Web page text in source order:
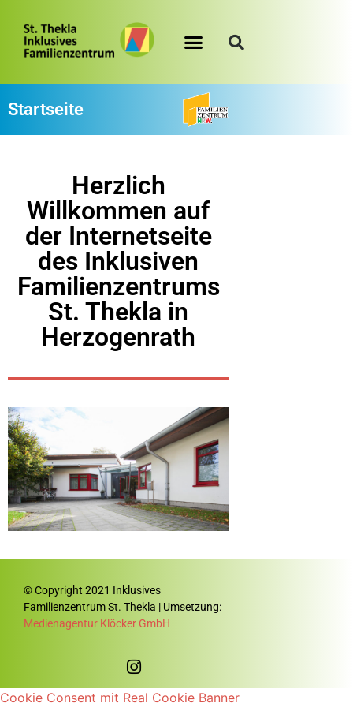
Startseite
Herzlich
Willkommen auf
der Internetseite
des Inklusiven
Familienzentrums
St. Thekla in
Herzogenrath
© Copyright 2021 Inklusives
Familienzentrum St. Thekla | Umsetzung:
Medienagentur Klöcker GmbH
Cookie Consent mit Real Cookie Banner